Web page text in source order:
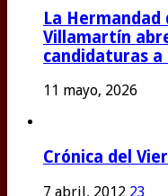
La Hermandad
Villamartín
candidaturas a
11 mayo, 2026
Crónica del
7 abril, 2012 23